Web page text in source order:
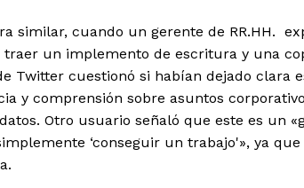
similar, cuando un gerente de RR.HH.
traer un implemento de escritura y una
Twitter cuestionó si habían dejado clara
y comprensión sobre asuntos
Otro usuario señaló que este es un
‘conseguir un trabajo'», ya